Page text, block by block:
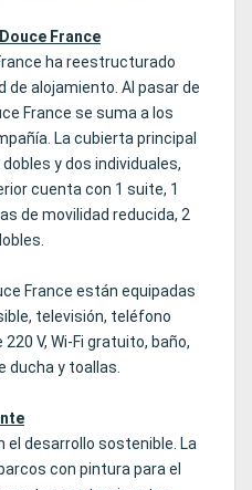
France
ha reestructurado
alojamiento. Al pasar de
France se suma a los
La cubierta principal
y dos individuales,
cuenta con 1 suite, 1
de movilidad reducida, 2
France están equipadas
televisión, teléfono
V, Wi-Fi gratuito, baño,
ducha y toallas.
el desarrollo sostenible. La
con pintura para el